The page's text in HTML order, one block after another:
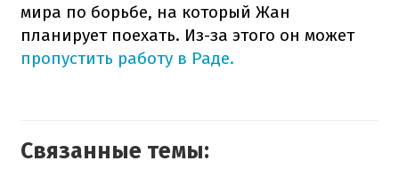
мира по борьбе, на который Жан
планирует поехать. Из-за этого он может
пропустить работу в Раде.
Связанные темы: